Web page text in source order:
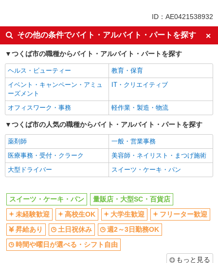
同じ特徴から研究学園駅の求人を探す
未経験歓迎
高校生OK
大学生歓迎
フリーター歓迎
昇給あり
土日祝休み
週2～3日勤務OK
時間や曜日が選べる・シフト自由
平日のみ勤務OK
土日祝のみ勤務OK
早朝
朝
夕方
夜
駅直結・駅チカ
車通勤OK
扶養内勤務OK
副業・WワークOK
交通費支給
社割・特典あり
社員登用あり
同じ職種から求人を探す
飲食・フード
スイーツ・ケーキ・パン
ID：AE0421538932
その他の条件でバイト・アルバイト・パートを探す
つくば市の職種からバイト・アルバイト・パートを探す
ヘルス・ビューティー
教育・保育
イベント・キャンペーン・アミュ
ーズメント
IT・クリエイティブ
オフィスワーク・事務 軽作業・製造・物流
つくば市の人気の職種からバイト・アルバイト・パートを探す
薬剤師
一般・営業事務
医療事務・受付・クラーク
美容師・ネイリスト・まつげ施術
大型ドライバー
スイーツ・ケーキ・パン
スイーツ・ケーキ・パン
量販店・大型SC・百貨店
未経験歓迎
高校生OK 大学生歓迎
フリーター歓迎
昇給あり
土日祝休み
週2～3日勤務OK
時間や曜日が選べる・シフト自由
もっと見る